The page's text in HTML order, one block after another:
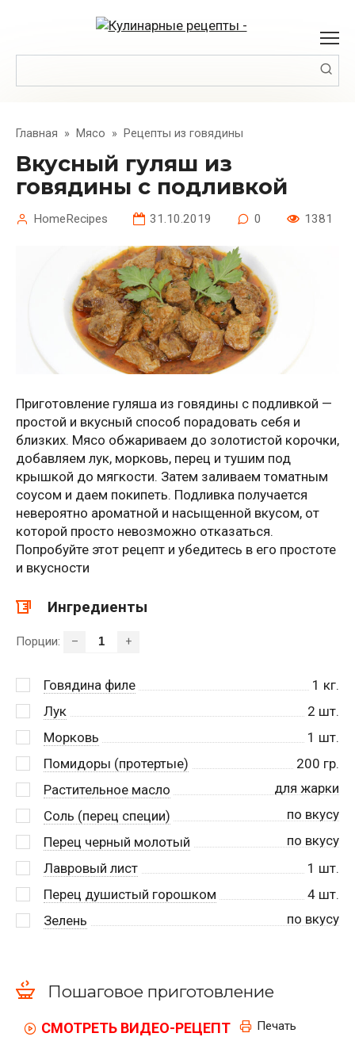
Главная » Мясо » Рецепты из говядины
Вкусный гуляш из
говядины с подливкой
HomeRecipes 31.10.2019 0 1381
Приготовление гуляша из говядины с подливкой —
простой и вкусный способ порадовать себя и
близких. Мясо обжариваем до золотистой корочки,
добавляем лук, морковь, перец и тушим под
крышкой до мягкости. Затем заливаем томатным
соусом и даем покипеть. Подливка получается
невероятно ароматной и насыщенной вкусом, от
которой просто невозможно отказаться.
Попробуйте этот рецепт и убедитесь в его простоте
и вкусности
Ингредиенты
Порции: – +
Говядина филе 1 кг.
Лук
2 шт.
Морковь
1 шт.
Помидоры (протертые)
200 гр.
Растительное масло
для жарки
Соль (перец специи)
по вкусу
Перец черный молотый
по вкусу
Лавровый лист
1 шт.
Перец душистый горошком
4 шт.
Зелень
по вкусу
Пошаговое приготовление
СМОТРЕТЬ ВИДЕО-РЕЦЕПТ Печать